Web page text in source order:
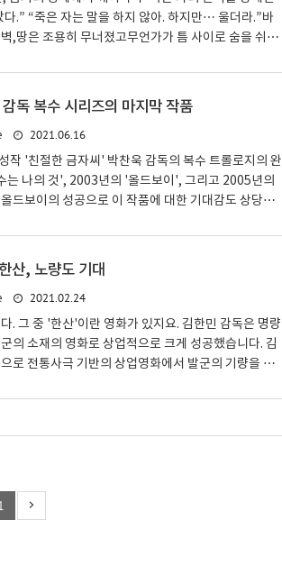
다.” “죽은 자는 말을 하지 않아. 하지만… 울더라.”바
,땅은 조용히 무너졌고무언가가 틈 사이로 숨을 쉬기
자,스스로에게 ‘죄’를 묻는 일이다.《파묘》는 그 무
의 무덤인가.왜 파야 하는가.그리고, 파고 나면…무엇
, 그 불온한 교차점영화는 실제 한국 사회에서 금기시
앙과 샤머니즘 전통을치밀하게 설계된 픽션 위에 얹
옮겨졌던 왕실 무덤들,가문을 망..
독 복수 시리즈의 마지막 작품
2021.06.16
작 '친절한 금자씨' 박찬욱 감독의 복수 트롤로지의 완
는 나의 것', 2003년의 '올드보이', 그리고 2005년의
드보이의 성공으로 이 작품에 대한 기대감도 상당히
입한 박찬욱 감독의 영화였으니 짐작이 되시겠지요?
며 박찬욱 감독이 운영하는 모호필름의 첫 작품이기
게 복수의 주체가 개인이 아닌 단체로 바뀌었습니다.
'는 극중에서 13년 동안 복역한 교도소에서 누구보다
활을 한 데다가 주변 재소자..
산, 노량도 기대
2021.02.24
. 그 중 '한산'이란 영화가 있지요. 김한민 감독은 명량
의 소재의 영화로 상업적으로 크게 성공했습니다. 김
로 전통사극 기반의 상업영화에서 발군의 기량을 보
제때 개봉되어 팬들과 만나게 되길 희망합니다. 대한